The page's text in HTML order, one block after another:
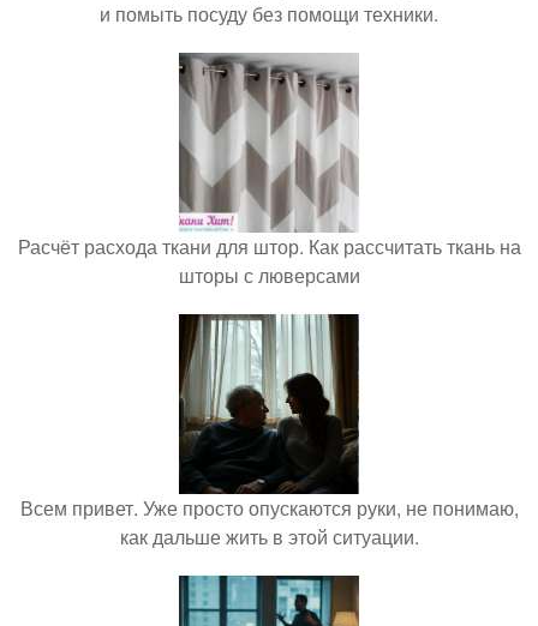
и помыть посуду без помощи техники.
Расчёт расхода ткани для штор. Как рассчитать ткань на
шторы с люверсами
Всем привет. Уже просто опускаются руки, не понимаю,
как дальше жить в этой ситуации.